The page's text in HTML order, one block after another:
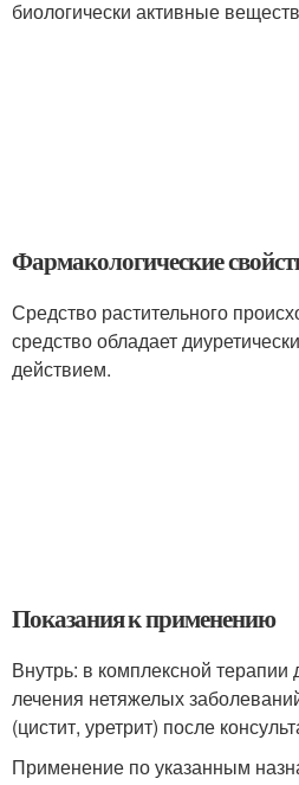
биологически активные
Фармакологические
Средство растительного
средство обладает
действием.
Показания к применению
Внутрь: в комплексной терапии
лечения нетяжелых
(цистит, уретрит) после
Применение по указанным